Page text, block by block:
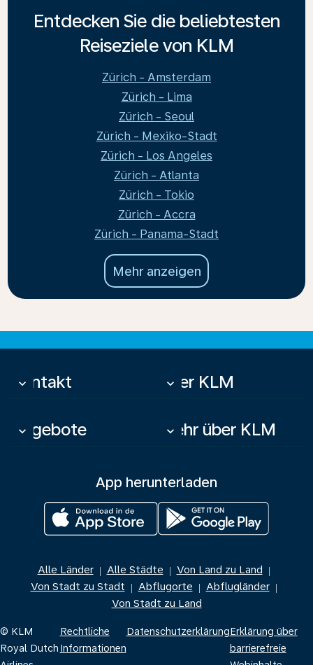
Entdecken Sie die beliebtesten
Reiseziele von KLM
Zürich - Amsterdam
Zürich - Lima
Zürich - Seoul
Zürich - Mexiko-Stadt
Zürich - Los Angeles
Zürich - Atlanta
Zürich - Tokio
Zürich - Accra
Zürich - Panama-Stadt
Mehr anzeigen
Kontakt
keyboard_arrow_down Über KLM
keyboard_arrow_down
Angebote
keyboard_arrow_down Mehr über KLM
keyboard_arrow_down
App herunterladen
Alle Länder | Alle Städte | Von Land zu Land |
Von Stadt zu Stadt | Abflugorte | Abflugländer |
Von Stadt zu Land
© KLM
Royal Dutch
Rechtliche
Informationen
DatenschutzerklärungErklärung über
barrierefreie